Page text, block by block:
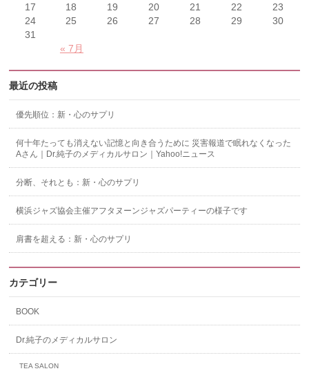
« 7月
17
18 19 20 21 22
23
24
25 26 27 28 29
30
31
最近の投稿
優先順位：新・心のサプリ
何十年たっても消えない記憶と向き合うために 災害報道で眠れなくなった
Aさん｜Dr.純子のメディカルサロン｜Yahoo!ニュース
分断、それとも：新・心のサプリ
横浜ジャズ協会主催アフタヌーンジャズパーティーの様子です
肩書を超える：新・心のサプリ
カテゴリー
BOOK
Dr.純子のメディカルサロン
TEA SALON